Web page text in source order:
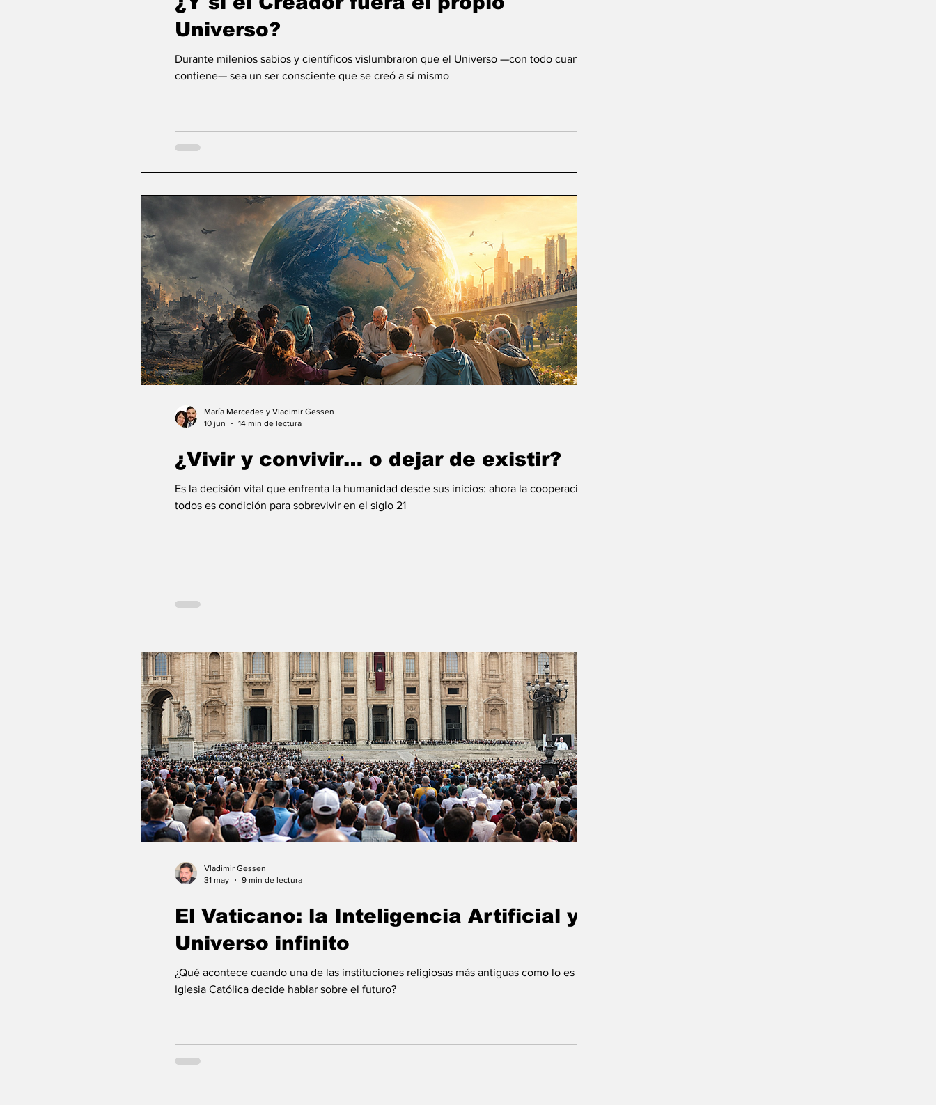
Universo?
Durante milenios sabios y científicos vislumbraron que el Universo —con todo cuanto
contiene— sea un ser consciente que se creó a sí mismo
¿Vivir y convivir… o dejar de existir?
Es la decisión vital que enfrenta la humanidad desde sus inicios: ahora la cooperación de
todos es condición para sobrevivir en el siglo 21
María Mercedes y Vladimir Gessen
10 jun
14 min de lectura
El Vaticano: la Inteligencia Artificial y el
Universo infinito
¿Qué acontece cuando una de las instituciones religiosas más antiguas como lo es la
Iglesia Católica decide hablar sobre el futuro?
Vladimir Gessen
31 may
9 min de lectura